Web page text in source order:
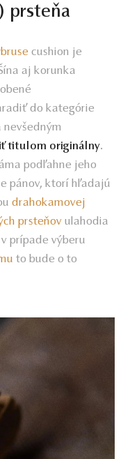
prsteňa
cushion je
aj korunka
do kategórie
titulom originálny.
podľahne jeho
pánov, ktorí hľadajú
drahokamovej
prsteňov ulahodia
prípade výberu
to bude o to